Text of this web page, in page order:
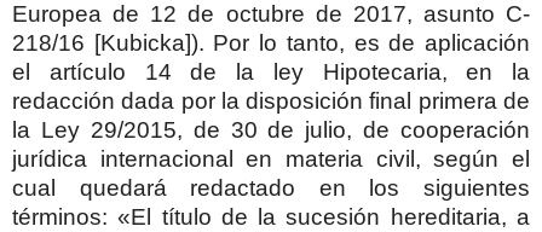
Europea de 12 de octubre de 2017, asunto C-
218/16 [Kubicka]). Por lo tanto, es de aplicación
el artículo 14 de la ley Hipotecaria, en la
redacción dada por la disposición final primera de
la Ley 29/2015, de 30 de julio, de cooperación
jurídica internacional en materia civil, según el
cual quedará redactado en los siguientes
términos: «El título de la sucesión hereditaria, a